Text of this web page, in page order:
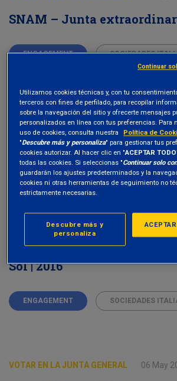
SNAM – Junta
ENGAGEMENT SOCIEDADES
VOTAR EN LA JUNTA GENERAL 30 May
Terna | 2016
ENGAGEMENT SOCIEDADES
Sol | 2016
ENGAGEMENT SOCIEDADES
VOTAR EN LA JUNTA GENERAL 06 May
Utilizamos cookies técnicas y, con tu
terceros con fines de perfilado, para recopilar
sobre la navegación del sitio y ofrecerte mensajes
personalizados en línea con tus preferencias. Para
uso de cookies, consulta nuestra
Política de
"Descubre más y personaliza" para gestionar tus
cookies autorizar. Al hacer clic en "ACEPTAR TODO
todas las cookies. Si seleccionas "Continuar solo
guardarán los ajustes predeterminados y la
cookies ni otras herramientas de seguimiento no
estrictamente necesarias.
Descubre más y
personaliza
Continuar